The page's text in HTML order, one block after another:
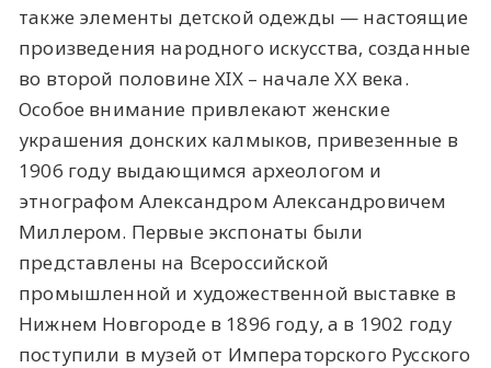
также элементы детской одежды — настоящие
произведения народного искусства, созданные
во второй половине XIX – начале XX века.
Особое внимание привлекают женские
украшения донских калмыков, привезенные в
1906 году выдающимся археологом и
этнографом Александром Александровичем
Миллером. Первые экспонаты были
представлены на Всероссийской
промышленной и художественной выставке в
Нижнем Новгороде в 1896 году, а в 1902 году
поступили в музей от Императорского Русского